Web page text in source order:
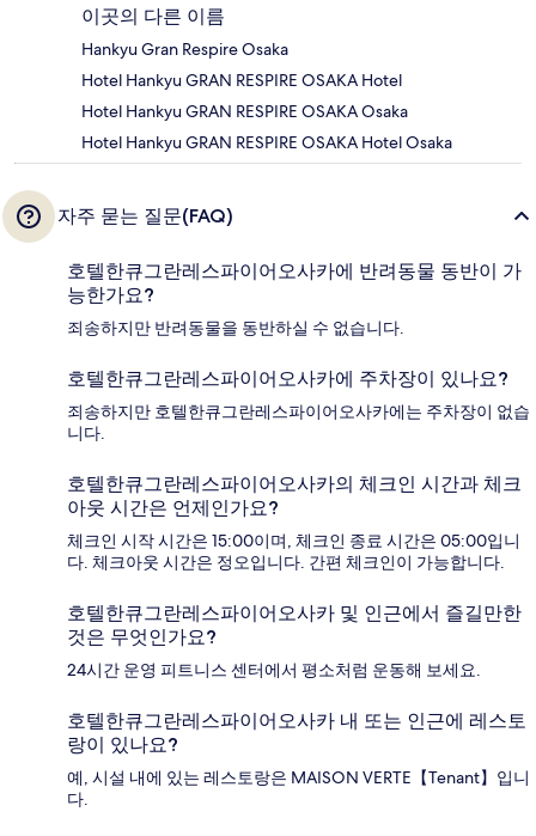
이곳의 다른 이름
Hankyu Gran Respire Osaka
Hotel Hankyu GRAN RESPIRE OSAKA Hotel
Hotel Hankyu GRAN RESPIRE OSAKA Osaka
Hotel Hankyu GRAN RESPIRE OSAKA Hotel Osaka
자주 묻는 질문(FAQ)
호텔한큐그란레스파이어오사카에 반려동물 동반이 가
능한가요?
죄송하지만 반려동물을 동반하실 수 없습니다.
호텔한큐그란레스파이어오사카에 주차장이 있나요?
죄송하지만 호텔한큐그란레스파이어오사카에는 주차장이 없습
니다.
호텔한큐그란레스파이어오사카의 체크인 시간과 체크
아웃 시간은 언제인가요?
체크인 시작 시간은 15:00이며, 체크인 종료 시간은 05:00입니
다. 체크아웃 시간은 정오입니다. 간편 체크인이 가능합니다.
호텔한큐그란레스파이어오사카 및 인근에서 즐길만한
것은 무엇인가요?
24시간 운영 피트니스 센터에서 평소처럼 운동해 보세요.
호텔한큐그란레스파이어오사카 내 또는 인근에 레스토
랑이 있나요?
예, 시설 내에 있는 레스토랑은 MAISON VERTE【Tenant】입니
다.